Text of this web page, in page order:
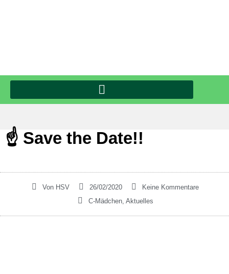
☝️ Save the Date!!
Von HSV 26/02/2020
Keine Kommentare
C-Mädchen, Aktuelles